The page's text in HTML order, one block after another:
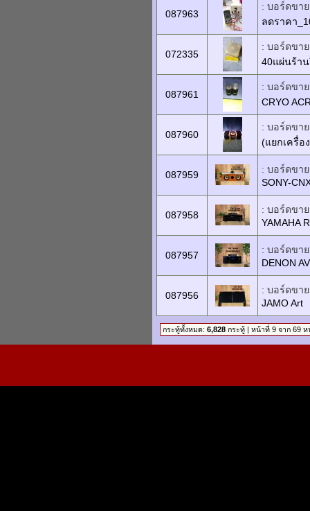
087963
: บอร์ดขาย
ลดราคา
072335
: บอร์ดขา
40แผ่นร้า
087961
: บอร์ดขาย
CRYO
087960
: บอร์ดขาย
(แยกเครื่อ
087959
: บอร์ดขาย
SONY-
087958
: บอร์ดขาย
YAMAHA
087957
: บอร์ดขาย
DENON
087956
: บอร์ดขาย
JAMO Art
กระทู้ทั้งหมด: 6,828 กระทู้ | หน้าที่ 9 จาก 69 ห